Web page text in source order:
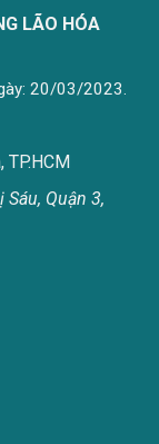
LÃO HÓA
20/03/2023.
TP.HCM
Quận 3,